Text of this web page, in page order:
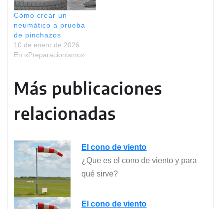
Cómo crear un
neumático a prueba
de pinchazos
10 de enero de 2026
En «Preparacionismo»
Más publicaciones
relacionadas
El cono de viento
¿Que es el cono de viento y para
qué sirve?
El cono de viento